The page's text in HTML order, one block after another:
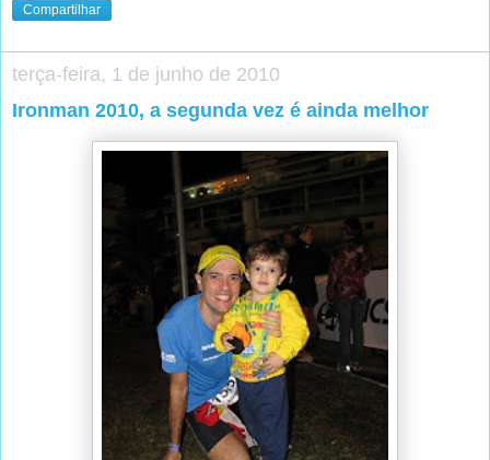
Compartilhar
terça-feira, 1 de junho de 2010
Ironman 2010, a segunda vez é ainda melhor